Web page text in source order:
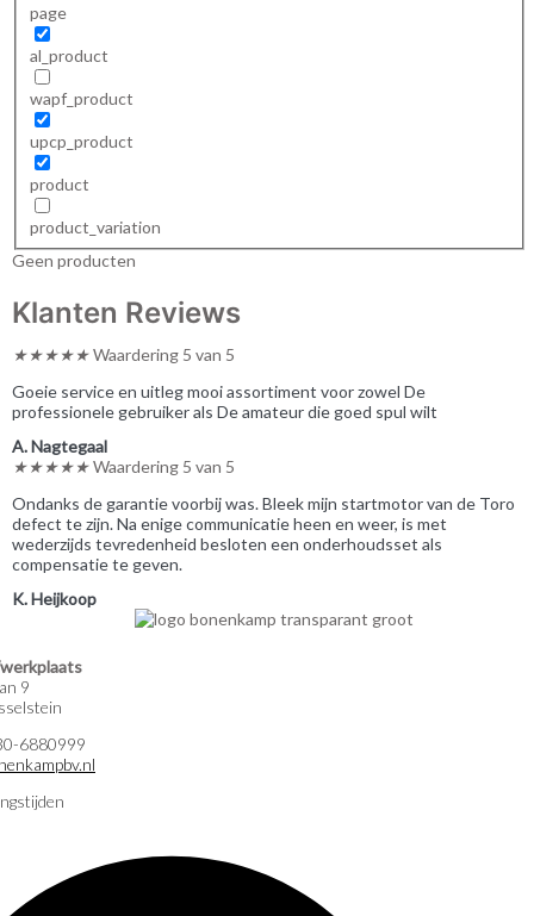
page
al_product
wapf_product
upcp_product
product
product_variation
Geen producten
Klanten Reviews
★★★★★Waardering 5 van 5
Goeie service en uitleg mooi assortiment voor zowel De
professionele gebruiker als De amateur die goed spul wilt
A. Nagtegaal
★★★★★Waardering 5 van 5
Ondanks de garantie voorbij was. Bleek mijn startmotor van de Toro
defect te zijn. Na enige communicatie heen en weer, is met
wederzijds tevredenheid besloten een onderhoudsset als
compensatie te geven.
K. Heijkoop
9
6880999